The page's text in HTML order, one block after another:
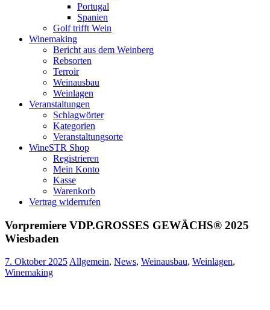
Portugal
Spanien
Golf trifft Wein
Winemaking
Bericht aus dem Weinberg
Rebsorten
Terroir
Weinausbau
Weinlagen
Veranstaltungen
Schlagwörter
Kategorien
Veranstaltungsorte
WineSTR Shop
Registrieren
Mein Konto
Kasse
Warenkorb
Vertrag widerrufen
Vorpremiere VDP.GROSSES GEWÄCHS® 2025
Wiesbaden
7. Oktober 2025Allgemein, News, Weinausbau, Weinlagen,
Winemaking